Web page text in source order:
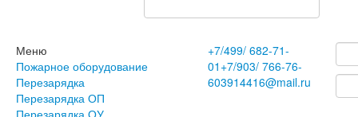
Меню
Пожарное оборудование
Перезарядка
Перезарядка ОП
Перезарядка ОУ
+7/499/ 682-71-
01 +7/903/ 766-76-
603914416@mail.ru